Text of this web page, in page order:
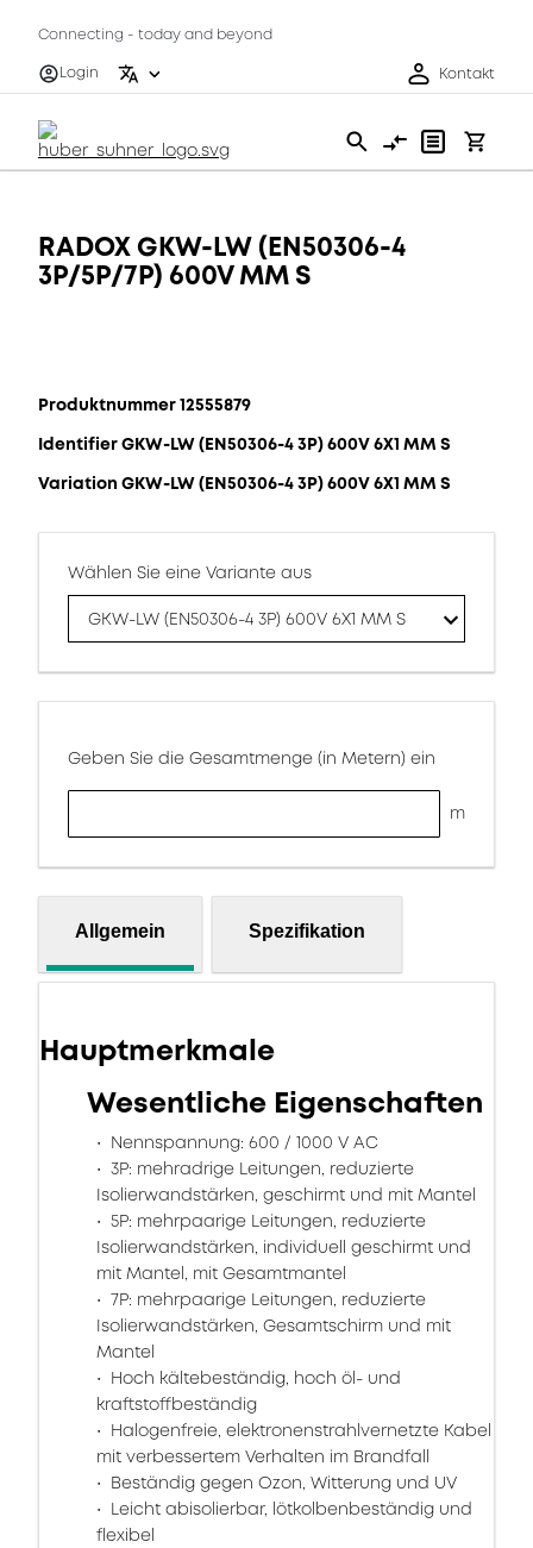
Connecting - today and beyond
Login
Kontakt
RADOX GKW-LW (EN50306-4
3P/5P/7P) 600V MM S
Produktnummer 12555879
Identifier GKW-LW (EN50306-4 3P) 600V 6X1 MM S
Variation GKW-LW (EN50306-4 3P) 600V 6X1 MM S
Wählen Sie eine Variante aus
GKW-LW (EN50306-4 3P) 600V 6X1 MM S
Geben Sie die Gesamtmenge (in Metern) ein
m
Allgemein Spezifikation
Hauptmerkmale
Wesentliche Eigenschaften
Nennspannung: 600 / 1000 V AC
3P: mehradrige Leitungen, reduzierte
Isolierwandstärken, geschirmt und mit Mantel
5P: mehrpaarige Leitungen, reduzierte
Isolierwandstärken, individuell geschirmt und
mit Mantel, mit Gesamtmantel
7P: mehrpaarige Leitungen, reduzierte
Isolierwandstärken, Gesamtschirm und mit
Mantel
Hoch kältebeständig, hoch öl- und
kraftstoffbeständig
Halogenfreie, elektronenstrahlvernetzte Kabel
mit verbessertem Verhalten im Brandfall
Beständig gegen Ozon, Witterung und UV
Leicht abisolierbar, lötkolbenbeständig und
flexibel